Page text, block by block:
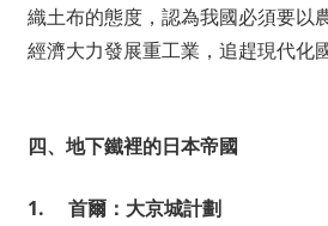
織土布的態度，認為我國必須要以
經濟大力發展重工業，追趕現代化國
四、地下鐵裡的日本帝國
1. 首爾：大京城計劃